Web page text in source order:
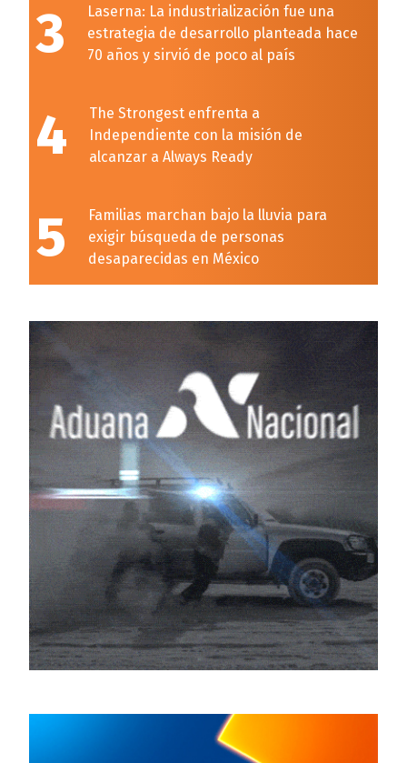
3
Laserna: La industrialización fue una
estrategia de desarrollo planteada hace
70 años y sirvió de poco al país
4
The Strongest enfrenta a
Independiente con la misión de
alcanzar a Always Ready
5
Familias marchan bajo la lluvia para
exigir búsqueda de personas
desaparecidas en México